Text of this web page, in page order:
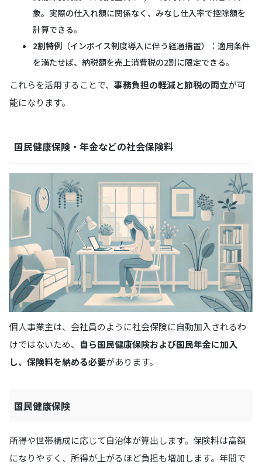
象。実際の仕入れ額に関係なく、みなし仕入率で控除額を
計算できる。
2割特例 （インボイス制度導入に伴う経過措置）：適用条件
を満たせば、納税額を売上消費税の2割に限定できる。
これらを活用することで、 事務負担の軽減と節税の両立が可
能になります。
国民健康保険・年金などの社会保険料
個人事業主は、会社員のように社会保険に自動加入されるわ
けではないため、 自ら国民健康保険および国民年金に加入
し、保険料を納める必要があります。
国民健康保険
所得や世帯構成に応じて自治体が算出します。保険料は高額
になりやすく、所得が上がるほど負担も増加します。年間で